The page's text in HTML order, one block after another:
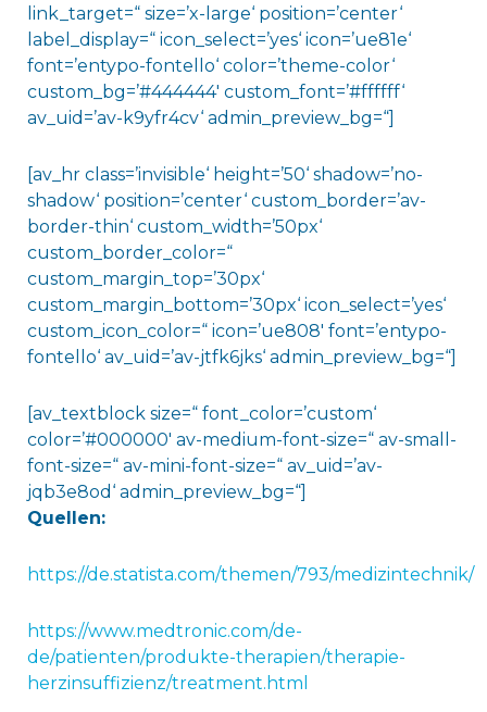
link_target=“ size=’x-large‘ position=’center‘
label_display=“ icon_select=’yes‘ icon=’ue81e‘
font=’entypo-fontello‘ color=’theme-color‘
custom_bg=’#444444′ custom_font=’#ffffff‘
av_uid=’av-k9yfr4cv‘ admin_preview_bg=“]
[av_hr class=’invisible‘ height=’50‘ shadow=’no-
shadow‘ position=’center‘ custom_border=’av-
border-thin‘ custom_width=’50px‘
custom_border_color=“
custom_margin_top=’30px‘
custom_margin_bottom=’30px‘ icon_select=’yes‘
custom_icon_color=“ icon=’ue808′ font=’entypo-
fontello‘ av_uid=’av-jtfk6jks‘ admin_preview_bg=“]
[av_textblock size=“ font_color=’custom‘
color=’#000000′ av-medium-font-size=“ av-small-
font-size=“ av-mini-font-size=“ av_uid=’av-
jqb3e8od‘ admin_preview_bg=“]
Quellen:
https://de.statista.com/themen/793/medizintechnik/
https://www.medtronic.com/de-
de/patienten/produkte-therapien/therapie-
herzinsuffizienz/treatment.html